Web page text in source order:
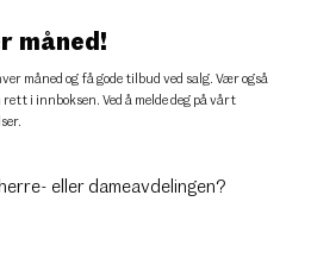
måned!
måned og få gode tilbud ved salg. Vær også
i innboksen. Ved å melde deg på vårt
.
eller dameavdelingen?